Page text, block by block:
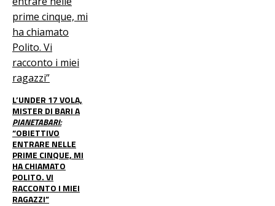
L’UNDER 17 VOLA,
MISTER DI BARI A
PIANETABARI:
“OBIETTIVO
ENTRARE NELLE
PRIME CINQUE, MI
HA CHIAMATO
POLITO. VI
RACCONTO I MIEI
RAGAZZI”